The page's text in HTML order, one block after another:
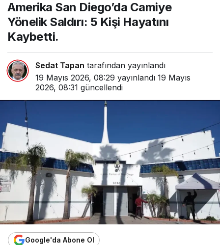
Kişi Hayatını Kaybetti.
Amerika San Diego’da Camiye
Yönelik Saldırı: 5 Kişi Hayatını
Kaybetti.
Sedat Tapan tarafından yayınlandı
19 Mayıs 2026, 08:29 yayınlandı 19 Mayıs
2026, 08:31 güncellendi
Google'da Abone Ol